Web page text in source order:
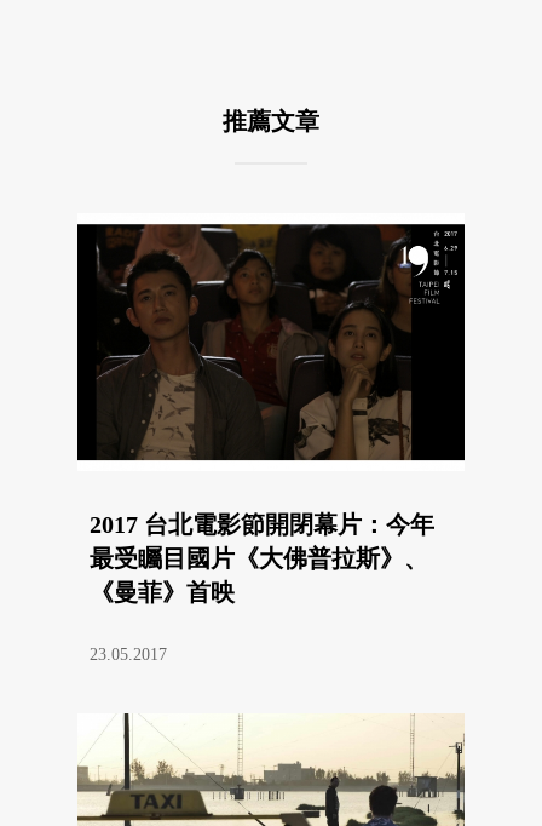
推薦文章
2017 台北電影節開閉幕片：今年
最受矚目國片《大佛普拉斯》、
《曼菲》首映
23.05.2017